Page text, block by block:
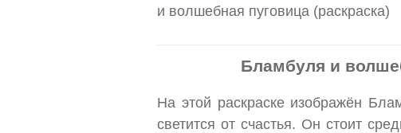
и волшебная пуговица (раскраска)
Бламбуля и
На этой раскраске изображён
светится от счастья. Он стоит